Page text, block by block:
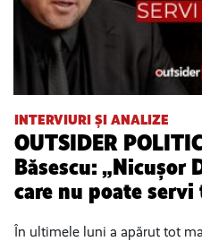
INTERVIURI ȘI ANALIZE
OUTSIDER
Băsescu: „Nicușor
care nu poate servi
În ultimele luni a apărut tot